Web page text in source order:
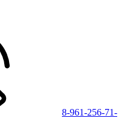
8-961-256-71-